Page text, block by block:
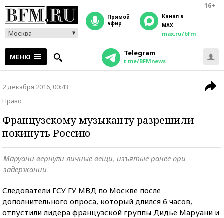
16+
Москва
прямой
эфир
Канал в
MAX
max.ru/bfm
МЕНЮ Telegram
t.me/BFMnews
2 декабря 2016, 00:43
Право
Французскому музыканту разрешили
покинуть Россию
Маруани вернули личные вещи, изъятые ранее при
задержании
Следователи ГСУ ГУ МВД по Москве после
дополнительного опроса, который длился 6 часов,
отпустили лидера французской группы Дидье Маруани и